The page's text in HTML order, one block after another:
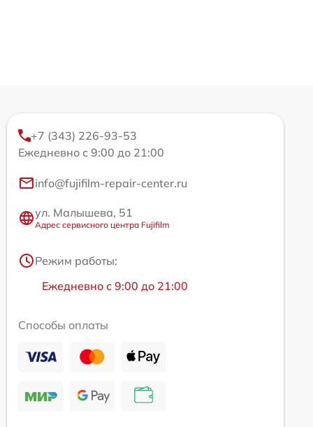
+7 (343) 226-93-53
Ежедневно с 9:00 до 21:00
info@fujifilm-repair-center.ru
ул. Малышева, 51
Адрес сервисного центра Fujifilm
Режим работы:
Ежедневно с 9:00 до 21:00
Способы оплаты